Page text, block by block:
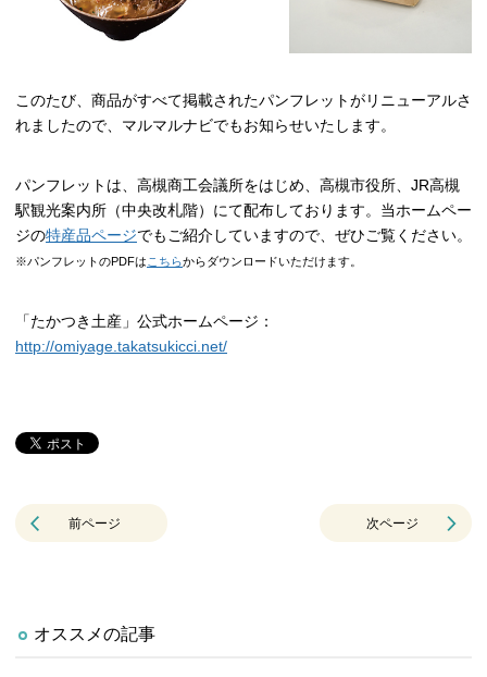
このたび、商品がすべて掲載されたパンフレットがリニューアルさ
れましたので、マルマルナビでもお知らせいたします。
パンフレットは、高槻商工会議所をはじめ、高槻市役所、JR高槻
駅観光案内所（中央改札階）にて配布しております。当ホームペー
ジの特産品ページでもご紹介していますので、ぜひご覧ください。
※パンフレットのPDFはこちらからダウンロードいただけます。
「たかつき土産」公式ホームページ：
http://omiyage.takatsukicci.net/
前ページ 次ページ
オススメの記事